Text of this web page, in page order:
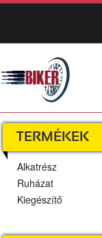
TERMÉKEK
Alkatrész
Ruházat
Kiegészítő